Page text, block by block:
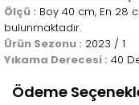
Ölçü : Boy 40 cm, En 28
bulunmaktadır.
Ürün Sezonu : 2023 / 1
Yıkama Derecesi : 40
Ödeme